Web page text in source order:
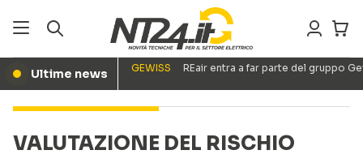
● Ultime news GEWISS REair entra a far parte del gruppo
VALUTAZIONE DEL RISCHIO